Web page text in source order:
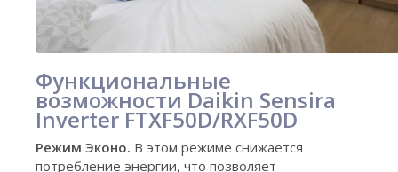
Функциональные
возможности Daikin Sensira
Inverter FTXF50D/RXF50D
Режим Эконо. В этом режиме снижается
потребление энергии, что позволяет